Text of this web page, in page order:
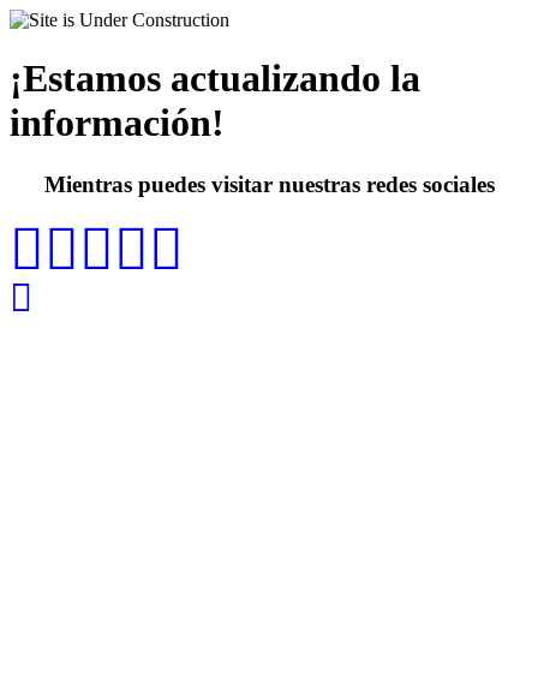
¡Estamos actualizando la
información!
Mientras puedes visitar nuestras redes sociales